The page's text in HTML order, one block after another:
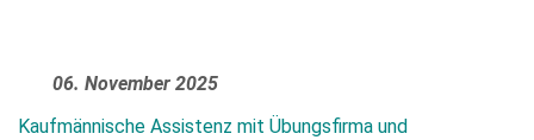
06. November 2025
Kaufmännische Assistenz mit Übungsfirma und
aus.
leave